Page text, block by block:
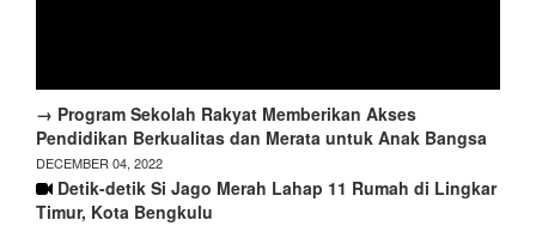
→ Program Sekolah Rakyat Memberikan Akses
Pendidikan Berkualitas dan Merata untuk Anak Bangsa
DECEMBER 04, 2022
Detik-detik Si Jago Merah Lahap 11 Rumah di Lingkar
Timur, Kota Bengkulu